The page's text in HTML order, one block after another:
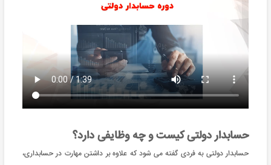
حسابدار دولتی کیست و چه وظایفی دارد؟
حسابدار دولتی به فردی گفته می شود که علاوه بر داشتن مهارت در حسابداری،